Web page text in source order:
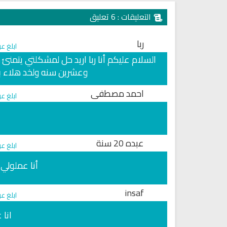
التعليقات : 6 تعليق
ربا
السلام عليكم أنا ربا اريد حل لمشكلتي
وعشرين سنه ولخد
احمد مصطفى
عبده 20 سنة
أنا
insaf
البث المباشر للقران الكريم بصوت
الشيخ فارس عباد
راديو الشيخ صلاح الهاشم
الكريم